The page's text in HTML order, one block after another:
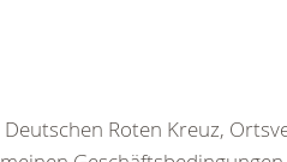
Roten Kreuz,